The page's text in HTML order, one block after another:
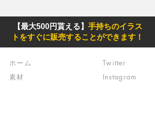
【最大500円貰える】 手持ちのイラス
トをすぐに販売することができます！
ホーム
素材
Twitter
Instagram